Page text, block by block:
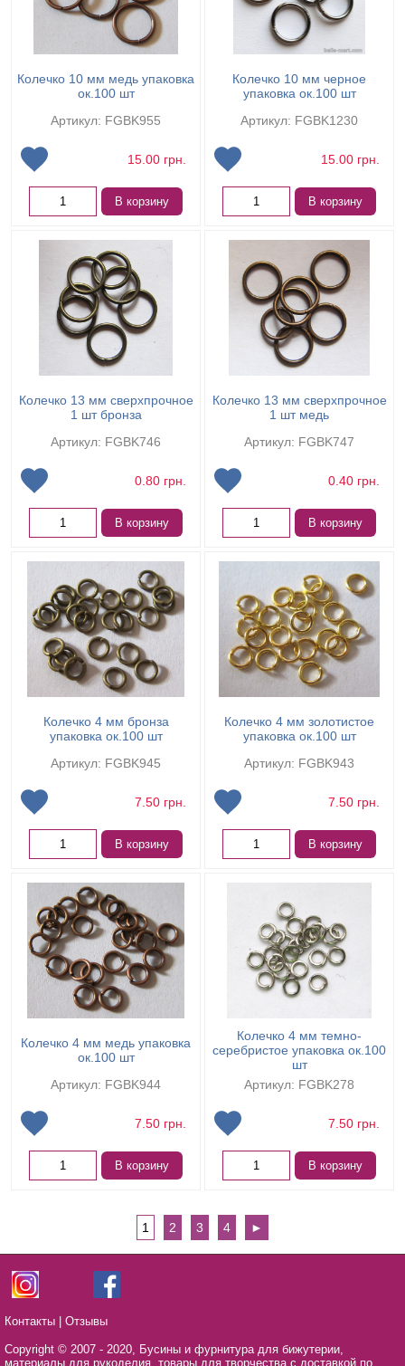
Колечко 10 мм медь упаковка
ок.100 шт
Артикул: FGBK955
15.00 грн.
В корзину
Колечко 10 мм черное
упаковка ок.100 шт
Артикул: FGBK1230
15.00 грн.
В корзину
Колечко 13 мм сверхпрочное
1 шт бронза
Артикул: FGBK746
0.80 грн.
В корзину
Колечко 13 мм сверхпрочное
1 шт медь
Артикул: FGBK747
0.40 грн.
В корзину
Колечко 4 мм бронза
упаковка ок.100 шт
Артикул: FGBK945
7.50 грн.
В корзину
Колечко 4 мм золотистое
упаковка ок.100 шт
Артикул: FGBK943
7.50 грн.
В корзину
Колечко 4 мм медь упаковка
ок.100 шт
Артикул: FGBK944
7.50 грн.
В корзину
Колечко 4 мм темно-
серебристое упаковка ок.100
шт
Артикул: FGBK278
7.50 грн.
В корзину
1 2 3 4 ►
Контакты Отзывы
Copyright © 2007 - 2020, Бусины и фурнитура для бижутерии,
материалы для рукоделия, товары для творчества с доставкой по